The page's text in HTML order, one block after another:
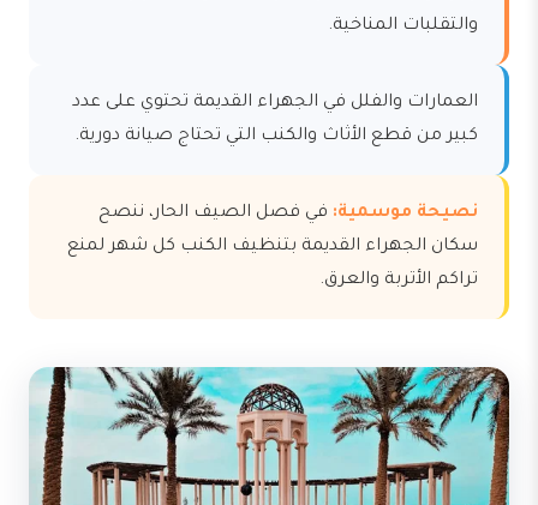
والتقلبات المناخية.
العمارات والفلل في الجهراء القديمة تحتوي على عدد
كبير من قطع الأثاث والكنب التي تحتاج صيانة دورية.
نصيحة موسمية: في فصل الصيف الحار، ننصح
سكان الجهراء القديمة بتنظيف الكنب كل شهر لمنع
تراكم الأتربة والعرق.